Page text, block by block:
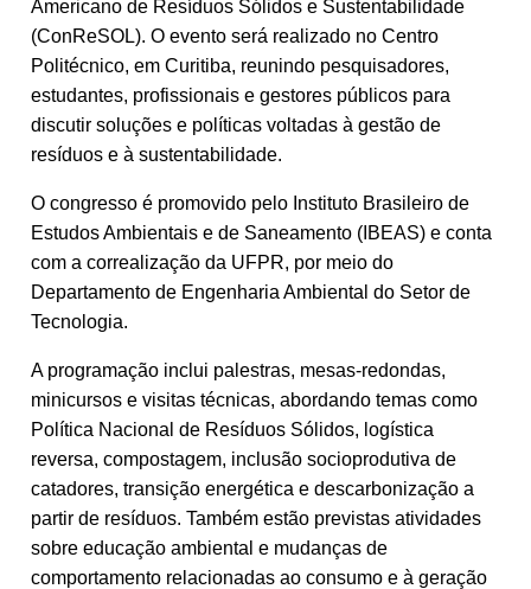
Americano de Resíduos Sólidos e Sustentabilidade
(ConReSOL). O evento será realizado no Centro
Politécnico, em Curitiba, reunindo pesquisadores,
estudantes, profissionais e gestores públicos para
discutir soluções e políticas voltadas à gestão de
resíduos e à sustentabilidade.
O congresso é promovido pelo Instituto Brasileiro de
Estudos Ambientais e de Saneamento (IBEAS) e conta
com a correalização da UFPR, por meio do
Departamento de Engenharia Ambiental do Setor de
Tecnologia.
A programação inclui palestras, mesas-redondas,
minicursos e visitas técnicas, abordando temas como
Política Nacional de Resíduos Sólidos, logística
reversa, compostagem, inclusão socioprodutiva de
catadores, transição energética e descarbonização a
partir de resíduos. Também estão previstas atividades
sobre educação ambiental e mudanças de
comportamento relacionadas ao consumo e à geração